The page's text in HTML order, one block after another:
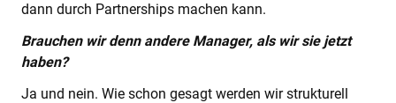
dann durch Partnerships machen kann.
Brauchen wir denn andere Manager, als wir sie jetzt
haben?
Ja und nein. Wie schon gesagt werden wir strukturell